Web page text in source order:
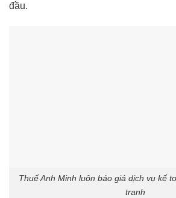
đầu.
Thuế Anh Minh luôn báo giá dịch vụ kế
tranh